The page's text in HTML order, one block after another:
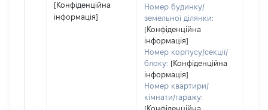
[Конфіденційна
інформація]
Номер будинку/
земельної ділянки:
[Конфіденційна
інформація]
Номер корпусу/секції/
блоку: [Конфіденційна
інформація]
Номер квартири/
кімнати/гаражу:
[Конфіденційна